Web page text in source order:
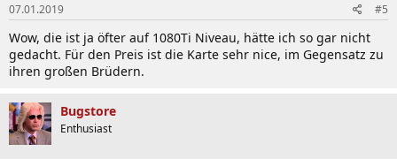
07.01.2019 #5
Wow, die ist ja öfter auf 1080Ti Niveau, hätte ich so gar nicht
gedacht. Für den Preis ist die Karte sehr nice, im Gegensatz zu
ihren großen Brüdern.
Bugstore
Enthusiast